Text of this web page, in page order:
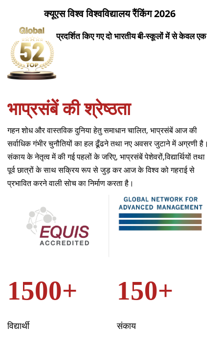
क्यूएस विश्व विश्वविद्यालय रैंकिंग 2026
प्रदर्शित किए गए दो भारतीय बी-स्कूलों में से केवल एक
भाप्रसंबें की श्रेष्ठता
गहन शोध और वास्तविक दुनिया हेतु समाधान चालित, भाप्रसंबें आज की
सर्वाधिक गंभीर चुनौतियों का हल ढूँढने तथा नए अवसर जुटाने में अग्रणी है।
संकाय के नेतृत्व में की गई पहलों के जरिए, भाप्रसंबें पेशेवरों,विद्यार्थियों तथा
पूर्व छात्रों के साथ सक्रिय रूप से जुड़ कर आज के विश्व को गहराई से
प्रभावित करने वाली सोच का निर्माण करता है।
1500+
विद्यार्थी
150+
संकाय